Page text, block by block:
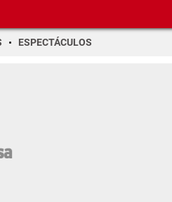
ESPECTÁCULOS